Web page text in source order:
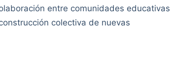
entre comunidades educativas
colectiva de nuevas